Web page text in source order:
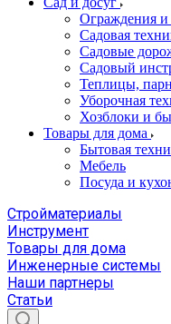
Ограждения и
Садовая
Садовые
Садовый
Теплицы,
Уборочная
Хозблоки и
Товары для дома
Бытовая
Мебель
Посуда и
Стройматериалы
Инструмент
Товары для дома
Инженерные системы
Наши партнеры
Статьи